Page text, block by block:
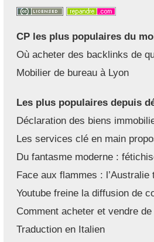
CP les plus populaires du
Où acheter des backlinks de
Mobilier de bureau à Lyon
Les plus populaires depuis
Déclaration des biens
Les services clé en main
Du fantasme moderne :
Face aux flammes : l’Australie
Youtube freine la diffusion de
Comment acheter et vendre
Traduction en Italien